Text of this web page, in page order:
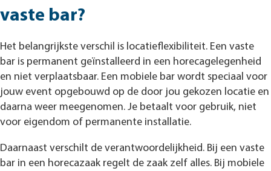
vaste bar?
Het belangrijkste verschil is locatieflexibiliteit. Een vaste
bar is permanent geïnstalleerd in een horecagelegenheid
en niet verplaatsbaar. Een mobiele bar wordt speciaal voor
jouw event opgebouwd op de door jou gekozen locatie en
daarna weer meegenomen. Je betaalt voor gebruik, niet
voor eigendom of permanente installatie.
Daarnaast verschilt de verantwoordelijkheid. Bij een vaste
bar in een horecazaak regelt de zaak zelf alles. Bij mobiele